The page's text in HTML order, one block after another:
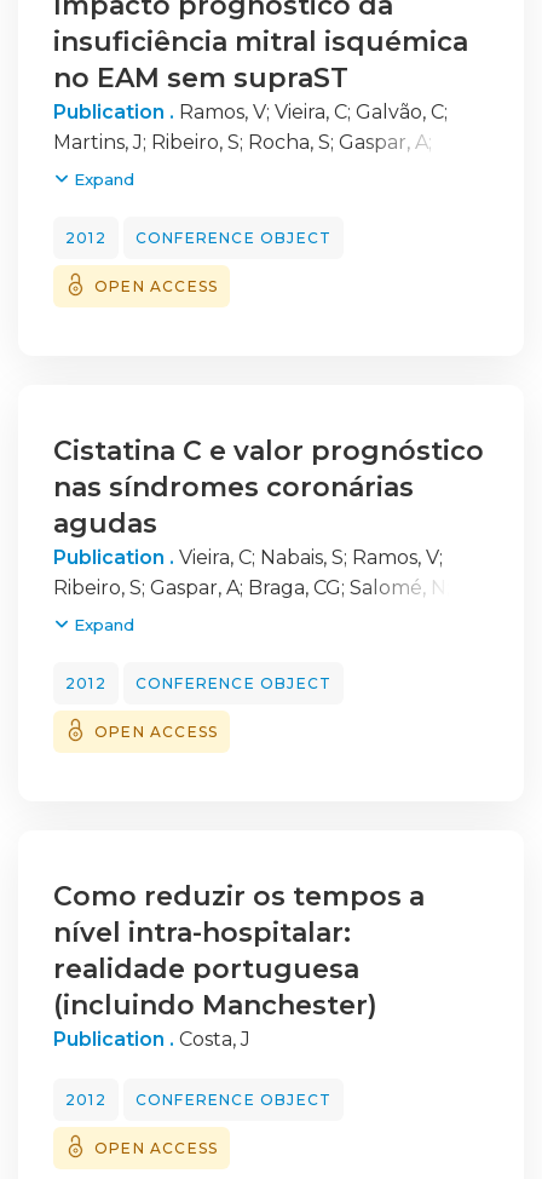
insuficiência mitral isquémica
no EAM sem supraST
Publication . Ramos, V; Vieira, C; Galvão, C;
Martins, J; Ribeiro, S; Rocha, S; Gaspar, A;
Marques, J
Expand
2012 CONFERENCE OBJECT
OPEN ACCESS
Cistatina C e valor prognóstico
nas síndromes coronárias
agudas
Publication . Vieira, C; Nabais, S; Ramos, V;
Ribeiro, S; Gaspar, A; Braga, CG; Salomé, N
Rocha, S
Expand
2012 CONFERENCE OBJECT
OPEN ACCESS
Como reduzir os tempos a
nível intra-hospitalar:
realidade portuguesa
(incluindo Manchester)
Publication . Costa, J
2012 CONFERENCE OBJECT
OPEN ACCESS